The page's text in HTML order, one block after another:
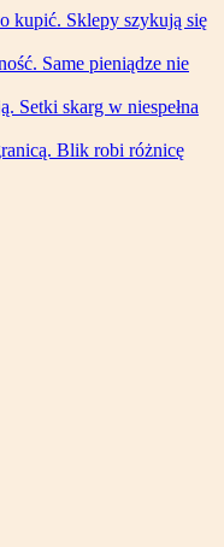
kupić. Sklepy szykują się
Same pieniądze nie
Setki skarg w niespełna
Blik robi różnicę